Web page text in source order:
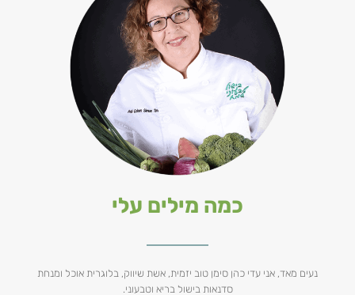
כמה מילים עלי
נעים מאד, אני עדי כהן סימן טוב יזמית, אשת שיווק, בלוגרית אוכל ומנחת
סדנאות בישול בריא וטבעוני.